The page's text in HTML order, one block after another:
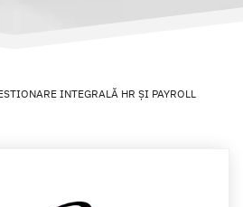
INTEGRALĂ HR ȘI PAYROLL